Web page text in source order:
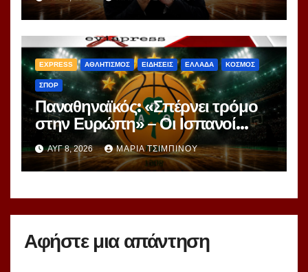
Ομπράντοβιτς στο power
ranking!
EXPRESS ΑΘΛΗΤΙΣΜΟΣ ΕΙΔΗΣΕΙΣ ΕΛΛΑΔΑ ΚΟΣΜΟΣ
ΣΠΟΡ
Παναθηναϊκός: «Σπέρνει τρόμο
στην Ευρώπη» – Οι Ισπανοί
βλέπουν μια πράσινη
υπερομάδα!
ΑΥΓ 8, 2026 ΜΑΡΊΑ ΤΣΙΜΠΙΝΟΎ
Αφήστε μια απάντηση